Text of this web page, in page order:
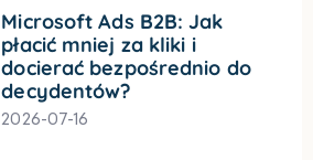
Microsoft Ads B2B: Jak
płacić mniej za kliki i
docierać bezpośrednio do
decydentów?
2026-07-16